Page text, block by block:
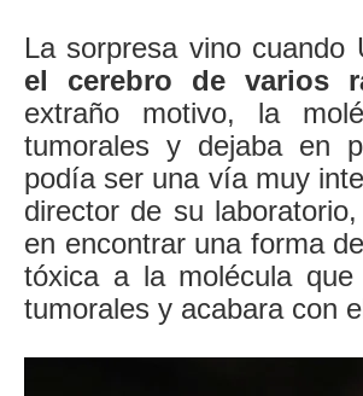
La sorpresa vino cuando
el cerebro de varios
extraño motivo, la
tumorales y dejaba en
podía ser una vía muy
director de su laboratorio,
en encontrar una forma
tóxica a la molécula
tumorales y acabara con